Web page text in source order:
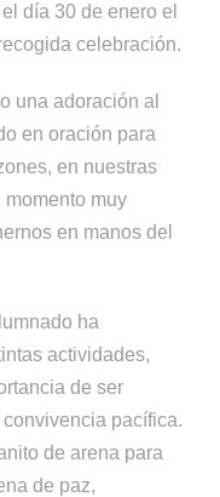
día 30 de enero el
celebración.
una adoración al
en oración para
en nuestras
muy
en manos del
ha
actividades,
de ser
pacífica.
de arena para
de paz,